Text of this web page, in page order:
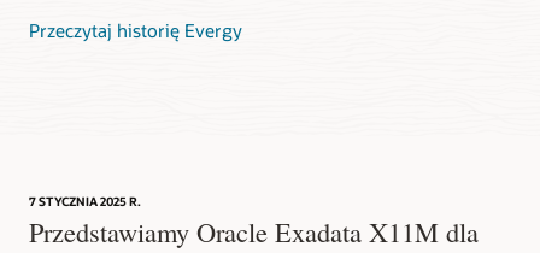
Przeczytaj historię Evergy
7 STYCZNIA 2025 R.
Przedstawiamy Oracle Exadata X11M dla